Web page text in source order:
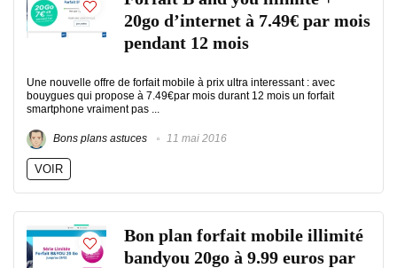
20go d’internet à 7.49€ par mois
pendant 12 mois
Une nouvelle offre de forfait mobile à prix ultra interessant : avec
bouygues qui propose à 7.49€par mois durant 12 mois un forfait
smartphone vraiment pas ...
Bons plans astuces 11 mai 2016
VOIR
Bon plan forfait mobile illimité
bandyou 20go à 9.99 euros par